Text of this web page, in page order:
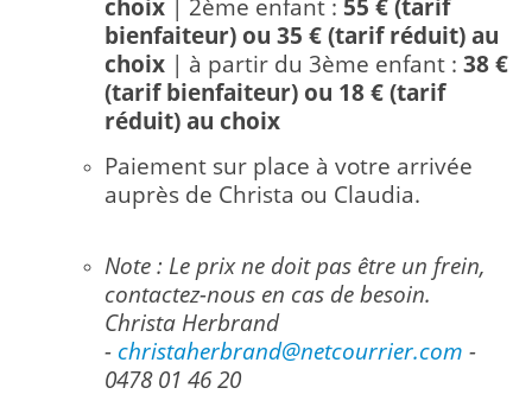
choix | 2ème enfant : 55 € (tarif
bienfaiteur) ou 35 € (tarif réduit) au
choix | à partir du 3ème enfant : 38 €
(tarif bienfaiteur) ou 18 € (tarif
réduit) au choix
Paiement sur place à votre arrivée
auprès de Christa ou Claudia.
Note : Le prix ne doit pas être un frein,
contactez-nous en cas de besoin.
Christa Herbrand
- christaherbrand@netcourrier.com -
0478 01 46 20